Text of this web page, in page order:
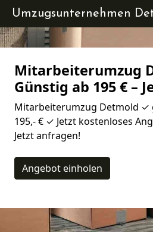
Umzugsunternehmen
Mitarbeiterumzug
Günstig ab 195 € –
Mitarbeiterumzug Detmold ✓
195,- € ✓ Jetzt kostenloses
Jetzt anfragen!
Angebot einholen